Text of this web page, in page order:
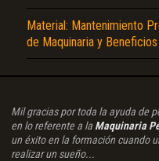
Material: Mantenimiento
de Maquinaria y Beneficios
Mil gracias por toda la ayuda de
en lo referente a la Maquinaria
un éxito en la formación cuando
realizar un sueño...